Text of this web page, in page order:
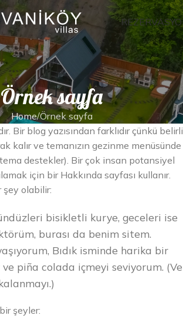
Örnek sayfa
Home Örnek sayfa
Bir blog yazısından farklıdır çünkü belirli
kalır ve temanızın gezinme menüsünde
destekler). Bir çok insan potansiyel
için bir Hakkında sayfası kullanır.
şey olabilir:
bisikletli kurye, geceleri ise
burası da benim sitem.
Bıdık isminde harika bir
piña colada içmeyi seviyorum. (Ve
şeyler: